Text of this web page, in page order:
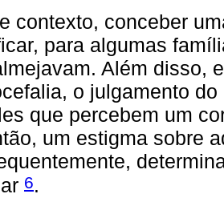
contexto, conceber
para algumas
Além disso,
o julgamento
que percebem um
um estigma sobre
6.